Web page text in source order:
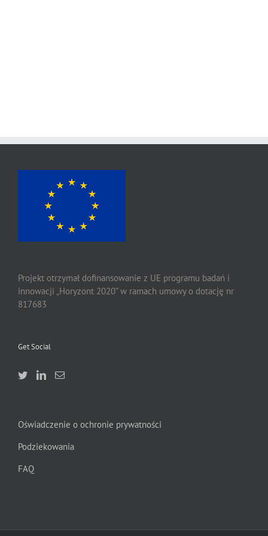
Projekt otrzymał dofinansowanie z UE programu badań i
innowacji „Horyzont 2020” w ramach umowy o dotację nr
817683
Get Social
Oświadczenie o ochronie prywatności
Podziekowania
FAQ